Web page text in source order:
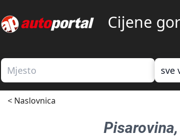
Cijene
sve
< Naslovnica
Pisarovina